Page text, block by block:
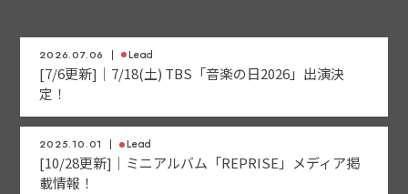
2026.07.06 Lead
[7/6更新]│7/18(土) TBS「音楽の日2026」出演決
定！
2025.10.01 Lead
[10/28更新]｜ミニアルバム「REPRISE」メディア掲
載情報！